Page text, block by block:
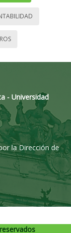
- Universidad
la Dirección de